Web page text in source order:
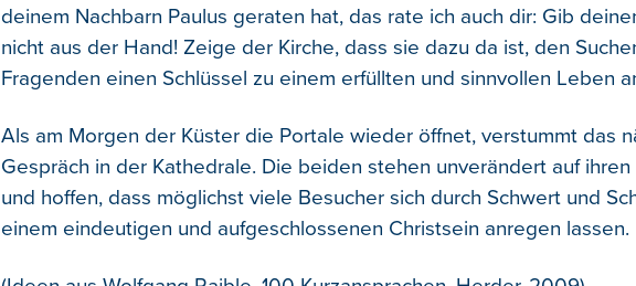
deinem Nachbarn Paulus geraten hat, das rate ich auch dir: Gib
nicht aus der Hand! Zeige der Kir­che, dass sie dazu da ist, den
Fragenden einen Schlüssel zu einem erfüllten und sinnvollen Leben
Als am Morgen der Küster die Portale wieder öffnet, verstummt das
Gespräch in der Kathedrale. Die beiden stehen unverändert auf ihren
und hoffen, dass möglichst viele Besucher sich durch Schwert und
einem eindeutigen und aufgeschlossenen Christsein anregen lassen.